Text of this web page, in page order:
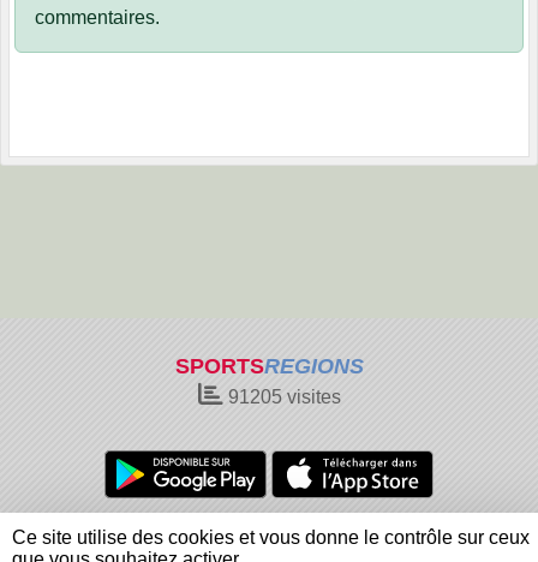
commentaires.
SPORTSREGIONS
91205visites
Charte cookies
Gestion des cookies
Informations légales
Signaler un contenu inapproprié
Ce site utilise des cookies et vous donne le contrôle sur ceux